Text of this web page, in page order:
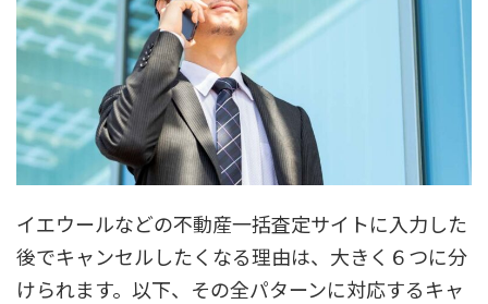
イエウールなどの不動産一括査定サイトに入力した
後でキャンセルしたくなる理由は、大きく６つに分
けられます。以下、その全パターンに対応するキャ